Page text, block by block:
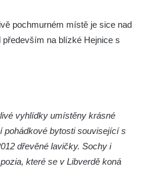
(vyhlídka)
v Oybině
Švýcarsko)
u Ostrova
horolezeckého
říše u Ostrova
pochmurném místě je sice nad
na blízké Hejnice s
vyhlídky umístěny krásné
pohádkové bytosti související s
dřevěné lavičky. Sochy i
které se v Libverdě koná